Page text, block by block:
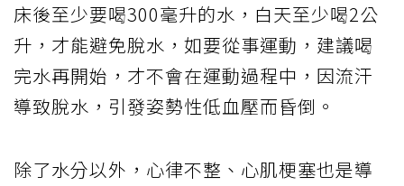
床後至少要喝300毫升的水，白天至少喝2公
升，才能避免脫水，如要從事運動，建議喝
完水再開始，才不會在運動過程中，因流汗
導致脫水，引發姿勢性低血壓而昏倒。
除了水分以外，心律不整、心肌梗塞也是導